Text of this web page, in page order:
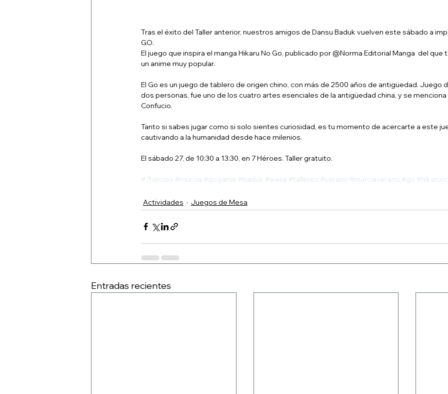
Tras el éxito del Taller anterior, nuestros amigos de Dansu Baduk vuelven este sábado a
GO.
El juego que inspira el manga Hikaru No Go, publicado por @Norma Editorial Manga del que
un anime muy popular.
El Go es un juego de tablero de origen chino, con más de 2500 años de antigüedad. Juego
dos personas, fue uno de los cuatro artes esenciales de la antigüedad china, y se
Confucio.
Tanto si sabes jugar como si solo sientes curiosidad, es tu momento de acercarte a este
cautivando a la humanidad desde hace milenios.
El sábado 27, de 10:30 a 13:30, en 7 Héroes. Taller gratuito.
#7heroes #murcia #gogame #baduk #weiqi #talleres #verano #murciaverano #go
Actividades Juegos de Mesa
Entradas recientes